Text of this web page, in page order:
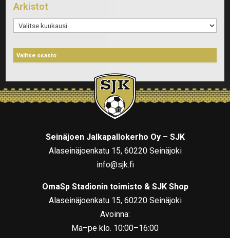
Arkistot
Arkistot
Seinäjoen Jalkapallokerho Oy – SJK
Alaseinäjoenkatu 15, 60220 Seinäjoki
info@sjk.fi
OmaSp Stadionin toimisto & SJK Shop
Alaseinäjoenkatu 15, 60220 Seinäjoki
Avoinna:
Ma–pe klo. 10:00–16:00